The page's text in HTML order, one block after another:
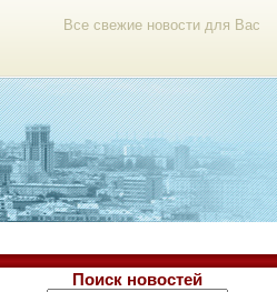
Все свежие новости для Вас
Поиск новостей